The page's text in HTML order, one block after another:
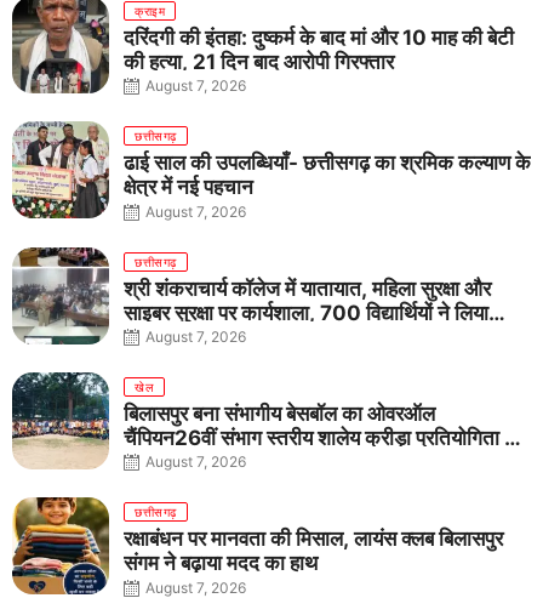
क्राइम
दरिंदगी की इंतहा: दुष्कर्म के बाद मां और 10 माह की बेटी
की हत्या, 21 दिन बाद आरोपी गिरफ्तार
August 7, 2026
छत्तीसगढ़
ढाई साल की उपलब्धियाँ- छत्तीसगढ़ का श्रमिक कल्याण के
क्षेत्र में नई पहचान
August 7, 2026
छत्तीसगढ़
श्री शंकराचार्य कॉलेज में यातायात, महिला सुरक्षा और
साइबर सुरक्षा पर कार्यशाला, 700 विद्यार्थियों ने लिया
जागरूकता का संकल्प
August 7, 2026
खेल
बिलासपुर बना संभागीय बेसबॉल का ओवरऑल
चैंपियन26वीं संभाग स्तरीय शालेय क्रीड़ा प्रतियोगिता में
तीनों आयु वर्गों में शानदार प्रदर्शन
August 7, 2026
छत्तीसगढ़
रक्षाबंधन पर मानवता की मिसाल, लायंस क्लब बिलासपुर
संगम ने बढ़ाया मदद का हाथ
August 7, 2026